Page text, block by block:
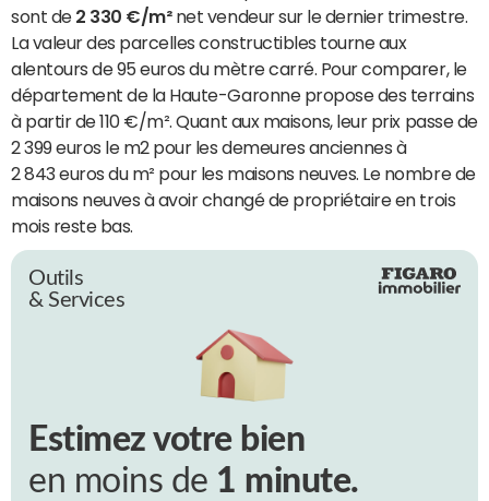
sont de 2 330 €/m²net vendeur sur le dernier trimestre.
La valeur des parcelles constructibles tourne aux
alentours de 95 euros du mètre carré. Pour comparer, le
département de la Haute-Garonne propose des terrains
à partir de 110 €/m². Quant aux maisons, leur prix passe de
2 399 euros le m2 pour les demeures anciennes à
2 843 euros du m² pour les maisons neuves. Le nombre de
maisons neuves à avoir changé de propriétaire en trois
mois reste bas.
Outils
& Services
Estimez votre bien
en moins de 1 minute.